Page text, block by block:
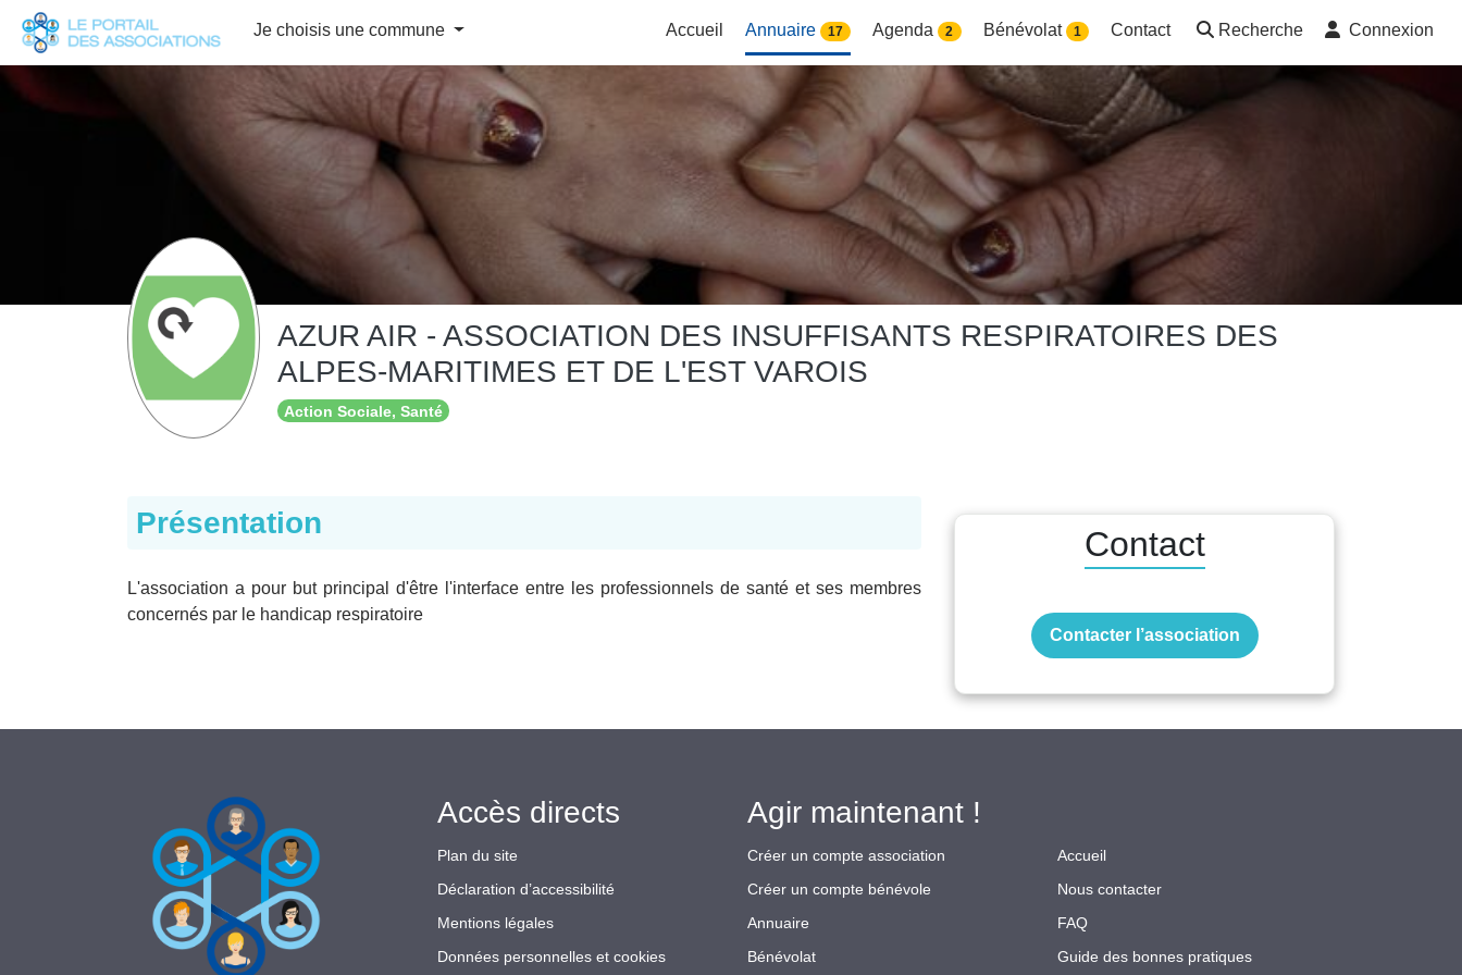
Je choisis une commune Accueil Annuaire 17 Agenda 2 Bénévolat 1 Contact Recherche Connexion
AZUR AIR - ASSOCIATION DES INSUFFISANTS RESPIRATOIRES DES
ALPES-MARITIMES ET DE L'EST VAROIS
Action Sociale, Santé
Présentation
L'association a pour but principal d'être l'interface entre les professionnels de santé et ses membres
concernés par le handicap respiratoire
Contact
Contacter l’association
Accès directs
Plan du site
Déclaration d’accessibilité
Mentions légales
Données personnelles et cookies
Agir maintenant !
Créer un compte association
Créer un compte bénévole
Annuaire
Bénévolat
Accueil
Nous contacter
FAQ
Guide des bonnes pratiques
Panneau de gestion des cookies